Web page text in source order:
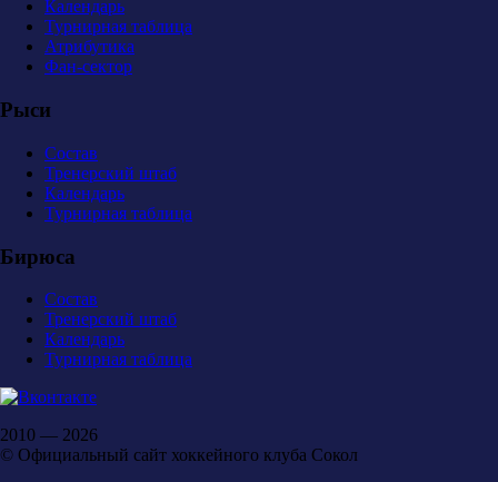
Календарь
Турнирная таблица
Атрибутика
Фан-сектор
Рыси
Состав
Тренерский штаб
Календарь
Турнирная таблица
Бирюса
Состав
Тренерский штаб
Календарь
Турнирная таблица
2010 — 2026
© Официальный сайт хоккейного клуба Сокол